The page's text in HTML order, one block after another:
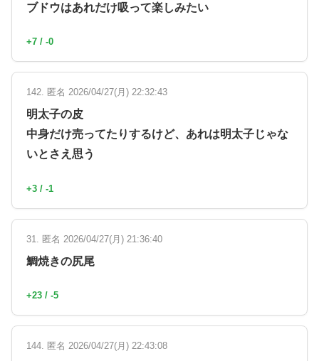
ブドウはあれだけ吸って楽しみたい
+7 / -0
142. 匿名 2026/04/27(月) 22:32:43
明太子の皮
中身だけ売ってたりするけど、あれは明太子じゃな
いとさえ思う
+3 / -1
31. 匿名 2026/04/27(月) 21:36:40
鯛焼きの尻尾
+23 / -5
144. 匿名 2026/04/27(月) 22:43:08